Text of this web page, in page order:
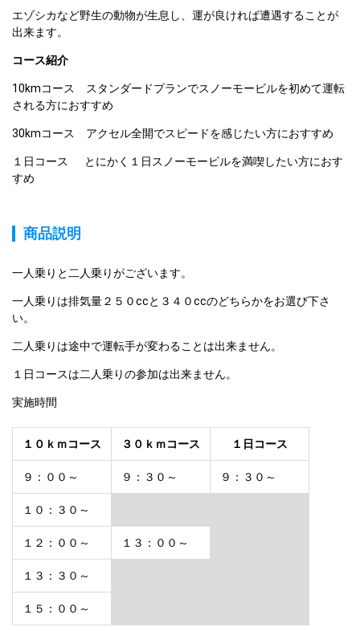
エゾシカなど野生の動物が生息し、運が良ければ遭遇することが
出来ます。
コース紹介
10kmコース　スタンダードプランでスノーモービルを初めて運転
される方におすすめ
30kmコース　アクセル全開でスピードを感じたい方におすすめ
１日コース　  とにかく１日スノーモービルを満喫したい方におす
すめ
商品説明
一人乗りと二人乗りがございます。
一人乗りは排気量２５０ccと３４０ccのどちらかをお選び下さ
い。
二人乗りは途中で運転手が変わることは出来ません。
１日コースは二人乗りの参加は出来ません。
実施時間
１０ｋｍコース ３０ｋｍコース １日コース
９：００～ ９：３０～ ９：３０～
１０：３０～
１２：００～ １３：００～
１３：３０～
１５：００～